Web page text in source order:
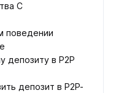
С
поведении
депозиту в P2P
депозит в P2P-